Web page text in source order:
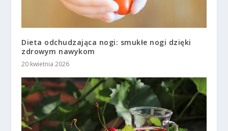
Dieta odchudzająca nogi: smukłe nogi dzięki
zdrowym nawykom
20 kwietnia 2026